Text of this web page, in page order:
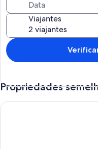
Viajantes
Propriedades
Aluguel studio flat